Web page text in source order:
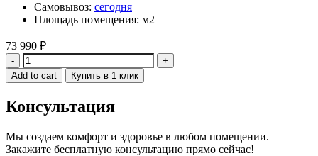
Самовывоз: сегодня
Площадь помещения: м2
73 990 ₽
Quantity
Add to cart Купить в 1 клик
Консультация
Мы создаем комфорт и здоровье в любом помещении.
Закажите бесплатную консультацию прямо сейчас!